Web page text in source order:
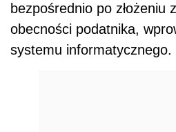
bezpośrednio po złożeniu
obecności podatnika,
systemu informatycznego.